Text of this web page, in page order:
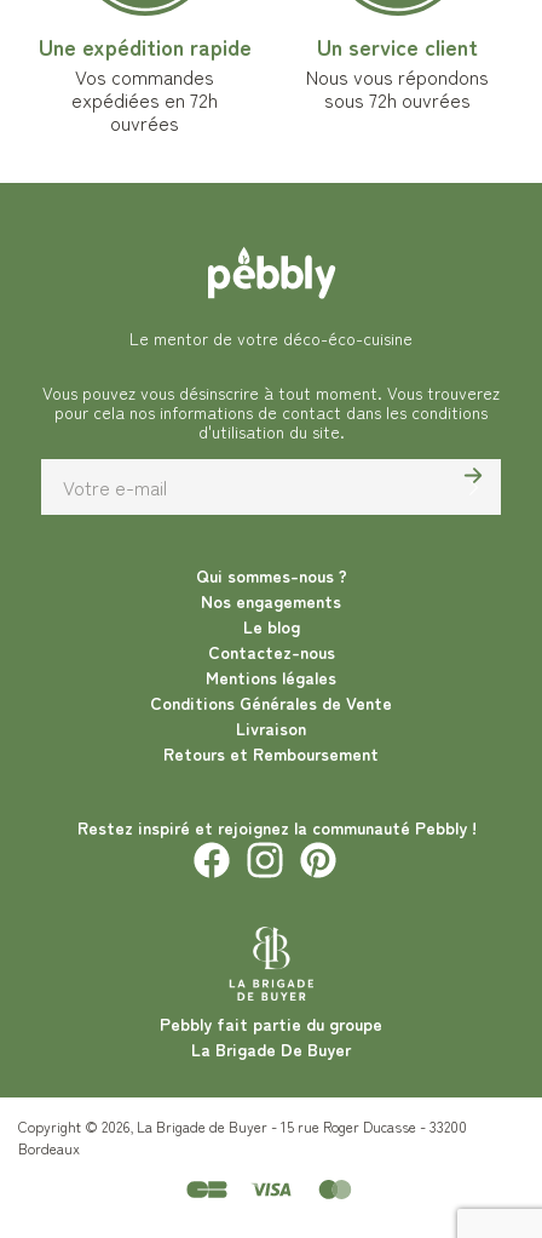
Une expédition rapide
Vos commandes
expédiées en 72h
ouvrées
Un service client
Nous vous répondons
sous 72h ouvrées
Le mentor de votre déco-éco-cuisine
Vous pouvez vous désinscrire à tout moment. Vous trouverez
pour cela nos informations de contact dans les conditions
d'utilisation du site.
Qui sommes-nous ?
Nos engagements
Le blog
Contactez-nous
Mentions légales
Conditions Générales de Vente
Livraison
Retours et Remboursement
Pebbly fait partie du groupe
La Brigade De Buyer
Restez inspiré et rejoignez la communauté Pebbly !
Copyright © 2026, La Brigade de Buyer - 15 rue Roger Ducasse - 33200
Bordeaux